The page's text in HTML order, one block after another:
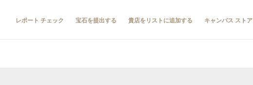
レポート チェック 宝石を提出する 貴店をリストに追加する キャンパス ストア